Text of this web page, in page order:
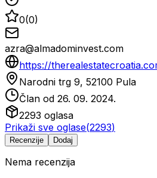
0(0)
azra@almadominvest.com
https://
Narodni trg 9, 52100 Pula
Član od 26. 09. 2024.
2293 oglasa
Prikaži sve oglase(2293)
Recenzije Dodaj
Nema recenzija